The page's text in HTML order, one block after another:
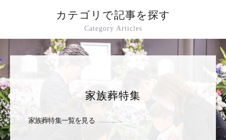
カテゴリで記事を探す
Category Articles
家族葬特集
家族葬特集一覧を見る